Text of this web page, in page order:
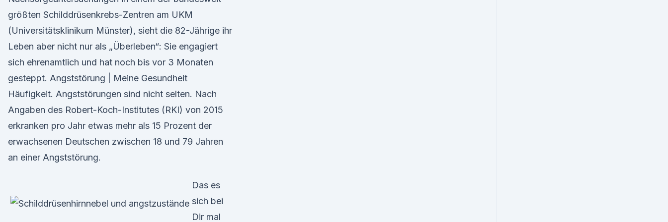
größten Schilddrüsenkrebs-Zentren am UKM
(Universitätsklinikum Münster), sieht die 82-Jährige ihr
Leben aber nicht nur als „Überleben“: Sie engagiert
sich ehrenamtlich und hat noch bis vor 3 Monaten
gesteppt. Angststörung | Meine Gesundheit
Häufigkeit. Angststörungen sind nicht selten. Nach
Angaben des Robert-Koch-Institutes (RKI) von 2015
erkranken pro Jahr etwas mehr als 15 Prozent der
erwachsenen Deutschen zwischen 18 und 79 Jahren
an einer Angststörung.
Das es
sich bei
Dir mal